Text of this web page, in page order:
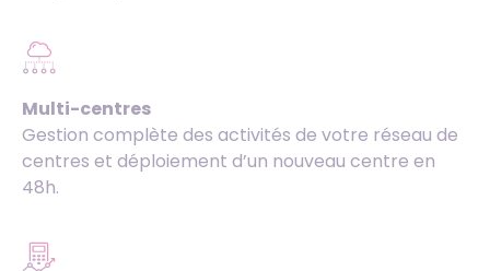
Multi-centres
Gestion complète des activités de votre réseau de
centres et déploiement d’un nouveau centre en
48h.